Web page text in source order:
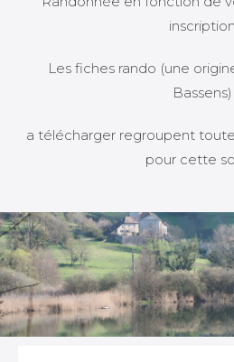
inscription
Les fiches rando (une
Bassens)
a télécharger regroupent
pour cette